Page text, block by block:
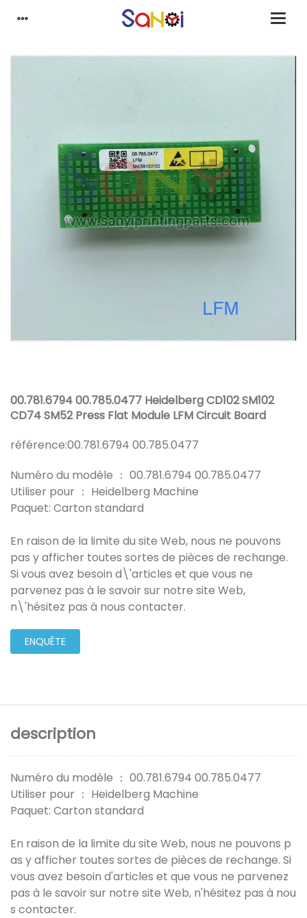
00.781.6794 00.785.0477 Heidelberg CD102 SM102
CD74 SM52 Press Flat Module LFM Circuit Board
référence:00.781.6794 00.785.0477
Numéro du modèle ： 00.781.6794 00.785.0477
Utiliser pour ： Heidelberg Machine
Paquet: Carton standard
En raison de la limite du site Web, nous ne pouvons
pas y afficher toutes sortes de pièces de rechange.
Si vous avez besoin d\'articles et que vous ne
parvenez pas à le savoir sur notre site Web,
n\'hésitez pas à nous contacter.
ENQUÊTE
description
Numéro du modèle ： 00.781.6794 00.785.0477
Utiliser pour ： Heidelberg Machine
Paquet: Carton standard
En raison de la limite du site Web, nous ne pouvons p
as y afficher toutes sortes de pièces de rechange. Si
vous avez besoin d'articles et que vous ne parvenez
pas à le savoir sur notre site Web, n'hésitez pas à nou
s contacter.